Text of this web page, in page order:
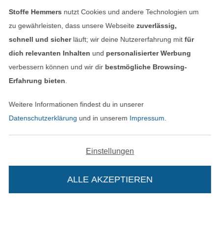
Alle Preise inkl. der gesetzl. MwSt.
Finde mehr Inspiration
Deutsch
Nederlands
In den niederländischen
(France)
In den
Stoffe Hemmers nutzt Cookies und andere Technologien um
zu gewährleisten, dass unsere Webseite zuverlässig,
schnell und sicherläuft; wir deine Nutzererfahrung mitfür
dich relevanten Inhalten und personalisierter Werbung
verbessern können und wir dir bestmögliche Browsing-
Erfahrung bieten
Weitere Informationen findest du in unserer
Datenschutzerklärung und in unserem Impressum
Einstellungen
ALLE AKZEPTIEREN